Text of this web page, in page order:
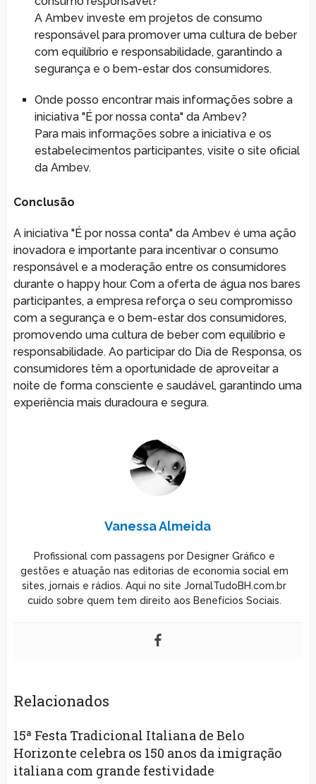
A Ambev investe em projetos de consumo
responsável para promover uma cultura de beber
com equilíbrio e responsabilidade, garantindo a
segurança e o bem-estar dos consumidores.
Onde posso encontrar mais informações sobre a
iniciativa "É por nossa conta" da Ambev?
Para mais informações sobre a iniciativa e os
estabelecimentos participantes, visite o site oficial
da Ambev.
Conclusão
A iniciativa "É por nossa conta" da Ambev é uma ação
inovadora e importante para incentivar o consumo
responsável e a moderação entre os consumidores
durante o happy hour. Com a oferta de água nos bares
participantes, a empresa reforça o seu compromisso
com a segurança e o bem-estar dos consumidores,
promovendo uma cultura de beber com equilíbrio e
responsabilidade. Ao participar do Dia de Responsa, os
consumidores têm a oportunidade de aproveitar a
noite de forma consciente e saudável, garantindo uma
experiência mais duradoura e segura.
Vanessa Almeida
Profissional com passagens por Designer Gráfico e
gestões e atuação nas editorias de economia social em
sites, jornais e rádios. Aqui no site JornalTudoBH.com.br
cuido sobre quem tem direito aos Benefícios Sociais.
Relacionados
15ª Festa Tradicional Italiana de Belo
Horizonte celebra os 150 anos da imigração
italiana com grande festividade